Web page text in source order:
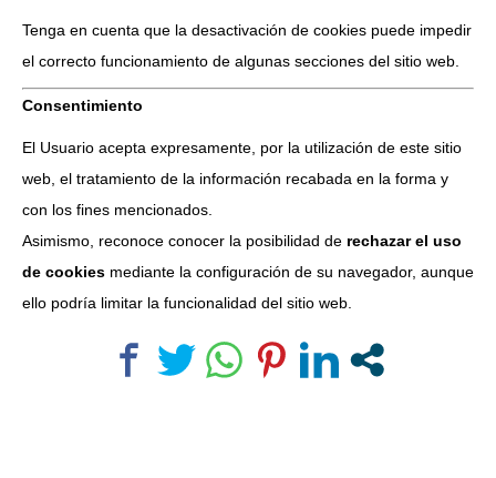
Tenga en cuenta que la desactivación de cookies puede impedir
el correcto funcionamiento de algunas secciones del sitio web.
Consentimiento
El Usuario acepta expresamente, por la utilización de este sitio
web, el tratamiento de la información recabada en la forma y
con los fines mencionados.
Asimismo, reconoce conocer la posibilidad de rechazar el uso
de cookies mediante la configuración de su navegador, aunque
ello podría limitar la funcionalidad del sitio web.